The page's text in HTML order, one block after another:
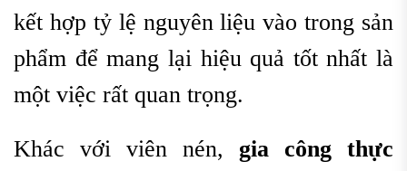
kết hợp tỷ lệ nguyên liệu vào trong sản
phẩm để mang lại hiệu quả tốt nhất là
một việc rất quan trọng.
Khác với viên nén, gia công thực